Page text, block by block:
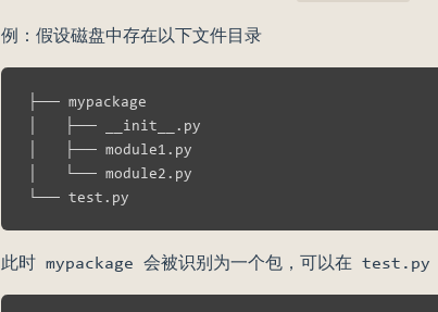
例：假设磁盘中存在以下文件目录
├── mypackage
│   ├── __init__.py
│   ├── module1.py
│   └── module2.py
此时 mypackage 会被识别为一个包，可以在